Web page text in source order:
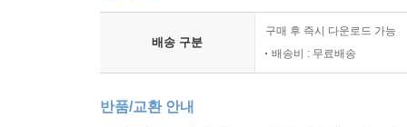
배송 구분
구매 후 즉시 다운로드 가능
배송비 : 무료배송
반품/교환 안내